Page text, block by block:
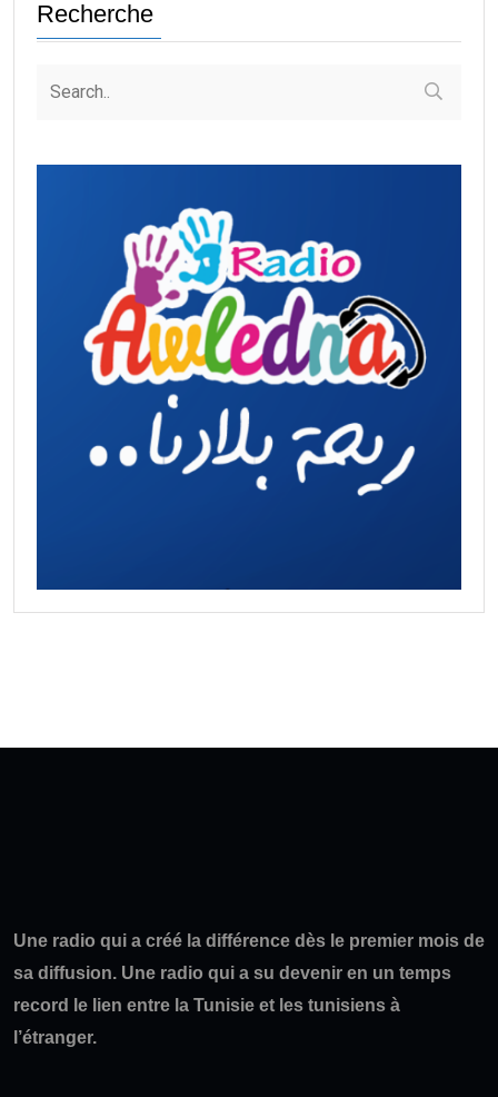
Recherche
Une radio qui a créé la différence dès le premier mois de
sa diffusion. Une radio qui a su devenir en un temps
record le lien entre la Tunisie et les tunisiens à
l’étranger.